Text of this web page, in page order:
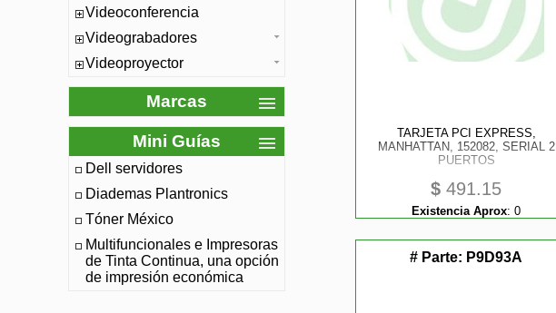
Videoconferencia
Videograbadores
Videoproyector
Marcas
Mini Guías
Dell servidores
Diademas Plantronics
Tóner México
Multifuncionales e Impresoras
de Tinta Continua, una opción
de impresión económica
TARJETA PCI EXPRESS,
MANHATTAN, 152082, SERIAL 2
PUERTOS
$ 491.15
Existencia Aprox: 0
# Parte: P9D93A